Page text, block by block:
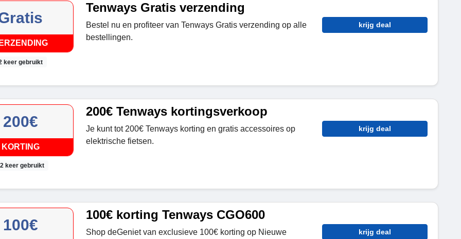
keer gebruikt
Tenways Gratis verzending
Bestel nu en profiteer van Tenways Gratis verzending op alle
bestellingen.
krijg deal
200€
KORTING
keer gebruikt
200€ Tenways kortingsverkoop
Je kunt tot 200€ Tenways korting en gratis accessoires op
elektrische fietsen.
krijg deal
100€
100€ korting Tenways CGO600
Shop deGeniet van exclusieve 100€ korting op Nieuwe
krijg deal